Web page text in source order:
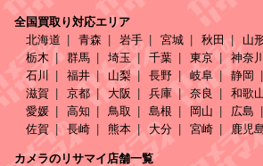
全国買取り対応エリア
北海道
青森 岩手 宮城 秋田 山
栃木
群馬 埼玉 千葉 東京 神奈川
石川
福井 山梨 長野 岐阜 静岡
滋賀
京都 大阪 兵庫 奈良 和歌
愛媛
高知 鳥取 島根 岡山 広島
佐賀
長崎 熊本 大分 宮崎 鹿児
カメラのリサマイ店舗一覧